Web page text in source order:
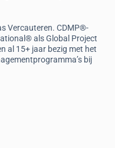
Vercauteren. CDMP®-
als Global Project
al 15+ jaar bezig met het
bij